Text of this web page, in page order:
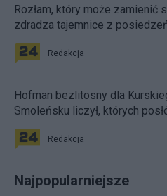
Rozłam, który może zamienić
zdradza tajemnice z
Redakcja
Hofman bezlitosny dla
Smoleńsku liczył, których
Redakcja
Najpopularniejsze